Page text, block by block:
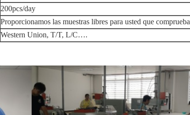
200pcs/day
Proporcionamos las muestras libres para usted que comprueba
Western Union, T/T, L/C….